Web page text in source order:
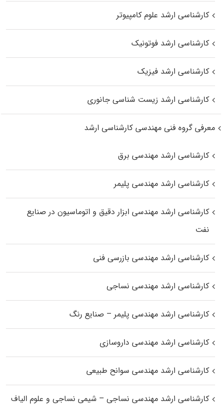
کارشناسی ارشد علوم کامپیوتر
کارشناسی ارشد فوتونیک
کارشناسی ارشد فیزیک
کارشناسی ارشد زیست‌ شناسی جانوری
معرفی گروه فنی مهندسی کارشناسی ارشد
کارشناسی ارشد مهندسی برق
کارشناسی ارشد مهندسی پلیمر
کارشناسی ارشد مهندسی ابزار دقیق و اتوماسیون در صنایع
نفت
کارشناسی ارشد مهندسی بازرسی فنی
کارشناسی ارشد مهندسی نساجی
کارشناسی ارشد مهندسی پلیمر – صنایع رنگ
کارشناسی ارشد مهندسی داروسازی
کارشناسی ارشد مهندسی سوانح طبیعی
کارشناسی ارشد مهندسی نساجی – شیمی نساجی و علوم الیاف